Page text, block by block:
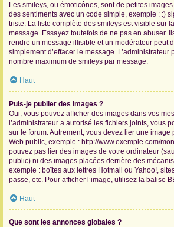
Les smileys, ou émoticônes, sont de petites
des sentiments avec un code simple, exemple : :)
triste. La liste complète des smileys est visible sur
message. Essayez toutefois de ne pas en abuser.
rendre un message illisible et un modérateur peut
simplement d’effacer le message. L’administrateur
nombre maximum de smileys par message.
Haut
Puis-je publier des images ?
Oui, vous pouvez afficher des images dans vos
l’administrateur a autorisé les fichiers joints, vous
sur le forum. Autrement, vous devez lier une image
Web public, exemple : http://www.exemple.com/
pouvez pas lier des images de votre ordinateur
public) ni des images placées derrière des
exemple : boîtes aux lettres Hotmail ou Yahoo!,
passe, etc. Pour afficher l’image, utilisez la balise
Haut
Que sont les annonces globales ?